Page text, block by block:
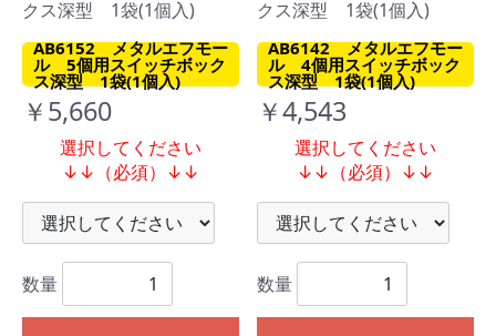
AB6152 メタルエフモー
ル 5個用スイッチボック
ス深型 1袋(1個入)
￥5,660
選択してください
↓↓（必須）↓↓
数量
AB6142 メタルエフモー
ル 4個用スイッチボック
ス深型 1袋(1個入)
￥4,543
選択してください
↓↓（必須）↓↓
数量